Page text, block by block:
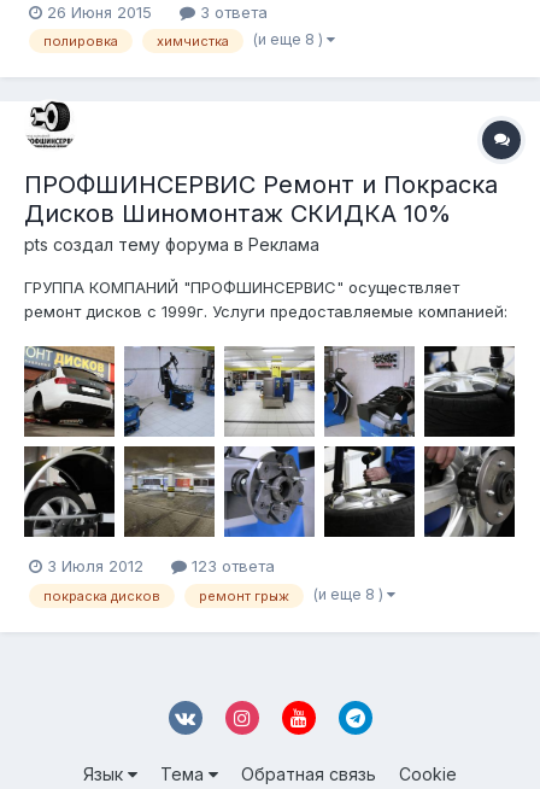
пространства с нашей ответственностью, нанесении
защитных составов на кузов, стекла, элементы салона,
26 Июня 2015 3 ответа
полировка химчистка (и еще 8 )
ПРОФШИНСЕРВИС Ремонт и Покраска
Дисков Шиномонтаж СКИДКА 10%
pts создал тему форума в Реклама
ГРУППА КОМПАНИЙ "ПРОФШИНСЕРВИС" осуществляет
ремонт дисков с 1999г. Услуги предоставляемые компанией:
HOFMANN любой сложности в т.ч. низкопрофильной резины,
RUNFLAT и PAX (бронированной). -Ремонт и ПОРОШКОВАЯ
покраска лит...
3 Июля 2012 123 ответа
покраска дисков ремонт грыж (и еще 8 )
Язык Тема Обратная связь Cookie